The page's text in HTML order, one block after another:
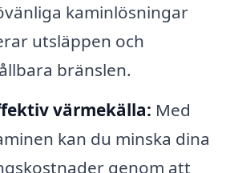
kaminlösningar
utsläppen och
bränslen.
värmekälla: Med
kan du minska dina
genom att